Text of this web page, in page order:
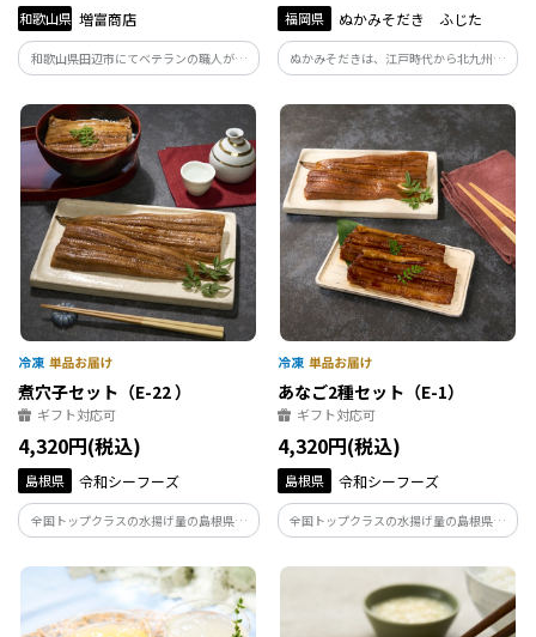
和歌山県 増富商店
和歌山県田辺市にてベテランの職人が丁
寧に開き干しあげました。
福岡県 ぬかみそだき ふじた
ぬかみそだきは、江戸時代から北九州小
倉に伝わる郷土料理。鮮度の良い青魚を
「熟成ぬか床」を使って長時間煮込み、
骨までやわらかく仕上げました。ご飯や
お酒のお供にもってこいの逸品です。
煮穴子セット（E-22 ）
ギフト対応可
4,320円(税込)
島根県 令和シーフーズ
全国トップクラスの水揚げ量の島根県産
穴子を使用し、島根県浜田市にあります
株式会社令和シーフーズが全国にトロト
ロに仕上げた煮穴子をお届け致します。
あなご2種セット（E-1）
ギフト対応可
4,320円(税込)
島根県 令和シーフーズ
全国トップクラスの水揚げ量の島根県産
穴子を使用し、島根県浜田市にあります
株式会社令和シーフーズが全国にジュー
シーな蒲焼、トロトロの煮穴子をお届け
致します。